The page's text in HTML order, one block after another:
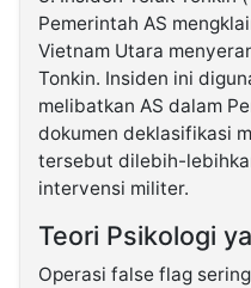
Pemerintah AS
Vietnam Utara
Tonkin. Insiden ini
melibatkan AS dalam
dokumen deklasifikasi
tersebut dilebih-
intervensi militer.
Teori Psikologi
Operasi false flag